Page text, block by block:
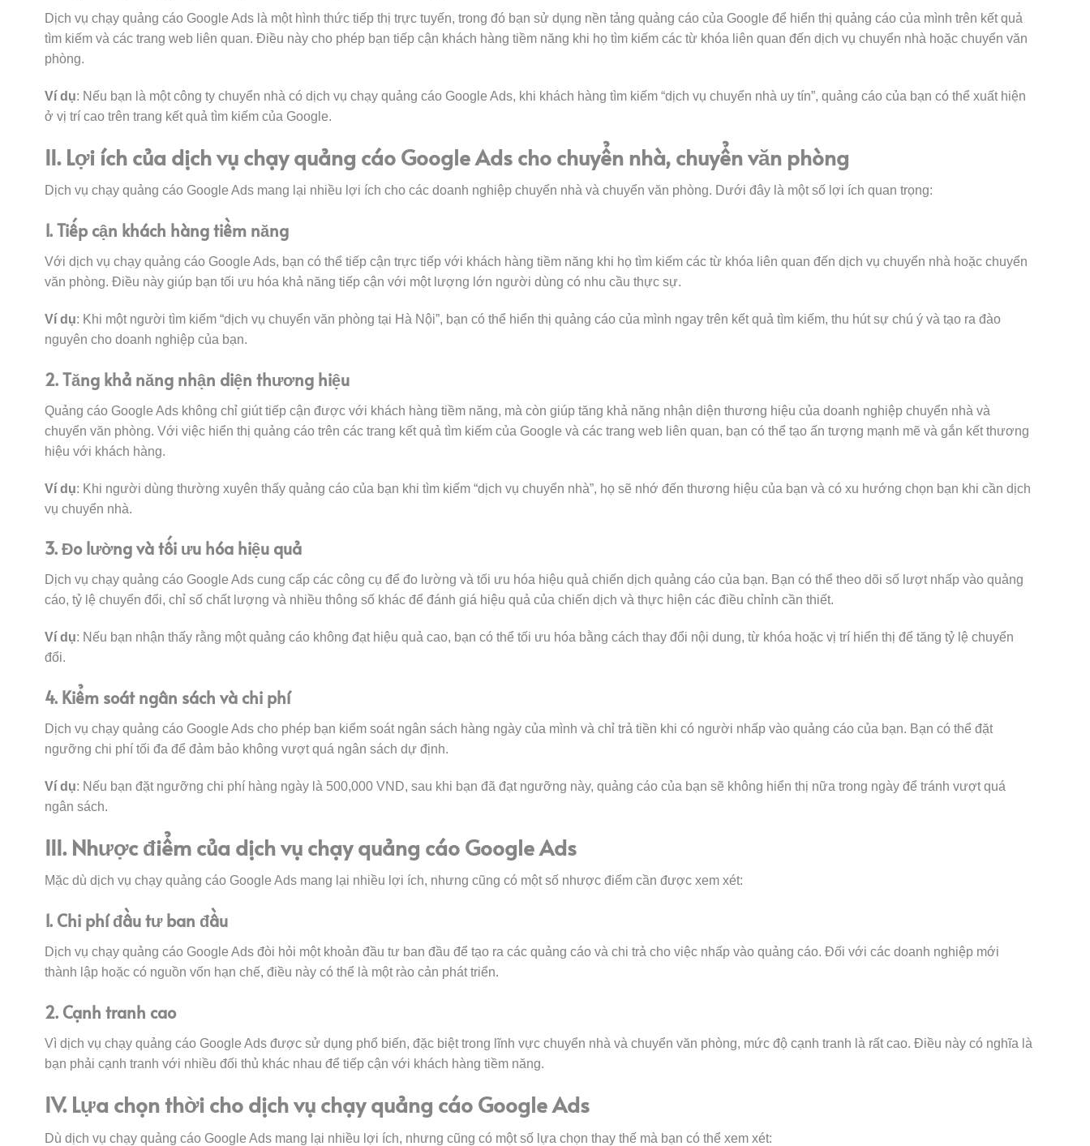
Dịch vụ chạy quảng cáo Google Ads là một hình thức tiếp thị trực tuyến, trong đó bạn sử dụng nền tảng quảng cáo của Google để hiển thị quảng cáo của mình trên kết quả
tìm kiếm và các trang web liên quan. Điều này cho phép bạn tiếp cận khách hàng tiềm năng khi họ tìm kiếm các từ khóa liên quan đến dịch vụ chuyển nhà hoặc chuyển văn
phòng.
Ví dụ: Nếu bạn là một công ty chuyển nhà có dịch vụ chạy quảng cáo Google Ads, khi khách hàng tìm kiếm “dịch vụ chuyển nhà uy tín”, quảng cáo của bạn có thể xuất hiện
ở vị trí cao trên trang kết quả tìm kiếm của Google.
II. Lợi ích của dịch vụ chạy quảng cáo Google Ads cho chuyển nhà, chuyển văn phòng
Dịch vụ chạy quảng cáo Google Ads mang lại nhiều lợi ích cho các doanh nghiệp chuyển nhà và chuyển văn phòng. Dưới đây là một số lợi ích quan trọng:
1. Tiếp cận khách hàng tiềm năng
Với dịch vụ chạy quảng cáo Google Ads, bạn có thể tiếp cận trực tiếp với khách hàng tiềm năng khi họ tìm kiếm các từ khóa liên quan đến dịch vụ chuyển nhà hoặc chuyển
văn phòng. Điều này giúp bạn tối ưu hóa khả năng tiếp cận với một lượng lớn người dùng có nhu cầu thực sự.
Ví dụ: Khi một người tìm kiếm “dịch vụ chuyển văn phòng tại Hà Nội”, bạn có thể hiển thị quảng cáo của mình ngay trên kết quả tìm kiếm, thu hút sự chú ý và tạo ra đào
nguyên cho doanh nghiệp của bạn.
2. Tăng khả năng nhận diện thương hiệu
Quảng cáo Google Ads không chỉ giút tiếp cận được với khách hàng tiềm năng, mà còn giúp tăng khả năng nhận diện thương hiệu của doanh nghiệp chuyển nhà và
chuyển văn phòng. Với việc hiển thị quảng cáo trên các trang kết quả tìm kiếm của Google và các trang web liên quan, bạn có thể tạo ấn tượng mạnh mẽ và gắn kết thương
hiệu với khách hàng.
Ví dụ: Khi người dùng thường xuyên thấy quảng cáo của bạn khi tìm kiếm “dịch vụ chuyển nhà”, họ sẽ nhớ đến thương hiệu của bạn và có xu hướng chọn bạn khi cần dịch
vụ chuyển nhà.
3. Đo lường và tối ưu hóa hiệu quả
Dịch vụ chạy quảng cáo Google Ads cung cấp các công cụ để đo lường và tối ưu hóa hiệu quả chiến dịch quảng cáo của bạn. Bạn có thể theo dõi số lượt nhấp vào quảng
cáo, tỷ lệ chuyển đổi, chỉ số chất lượng và nhiều thông số khác để đánh giá hiệu quả của chiến dịch và thực hiện các điều chỉnh cần thiết.
Ví dụ: Nếu bạn nhận thấy rằng một quảng cáo không đạt hiệu quả cao, bạn có thể tối ưu hóa bằng cách thay đổi nội dung, từ khóa hoặc vị trí hiển thị để tăng tỷ lệ chuyển
đổi.
4. Kiểm soát ngân sách và chi phí
Dịch vụ chạy quảng cáo Google Ads cho phép bạn kiểm soát ngân sách hàng ngày của mình và chỉ trả tiền khi có người nhấp vào quảng cáo của bạn. Bạn có thể đặt
ngưỡng chi phí tối đa để đảm bảo không vượt quá ngân sách dự định.
Ví dụ: Nếu bạn đặt ngưỡng chi phí hàng ngày là 500,000 VND, sau khi bạn đã đạt ngưỡng này, quảng cáo của bạn sẽ không hiển thị nữa trong ngày để tránh vượt quá
ngân sách.
III. Nhược điểm của dịch vụ chạy quảng cáo Google Ads
Mặc dù dịch vụ chạy quảng cáo Google Ads mang lại nhiều lợi ích, nhưng cũng có một số nhược điểm cần được xem xét:
1. Chi phí đầu tư ban đầu
Dịch vụ chạy quảng cáo Google Ads đòi hỏi một khoản đầu tư ban đầu để tạo ra các quảng cáo và chi trả cho việc nhấp vào quảng cáo. Đối với các doanh nghiệp mới
thành lập hoặc có nguồn vốn hạn chế, điều này có thể là một rào cản phát triển.
2. Cạnh tranh cao
Vì dịch vụ chạy quảng cáo Google Ads được sử dụng phổ biến, đặc biệt trong lĩnh vực chuyển nhà và chuyển văn phòng, mức độ cạnh tranh là rất cao. Điều này có nghĩa là
bạn phải cạnh tranh với nhiều đối thủ khác nhau để tiếp cận với khách hàng tiềm năng.
IV. Lựa chọn thời cho dịch vụ chạy quảng cáo Google Ads
Dù dịch vụ chạy quảng cáo Google Ads mang lại nhiều lợi ích, nhưng cũng có một số lựa chọn thay thế mà bạn có thể xem xét: